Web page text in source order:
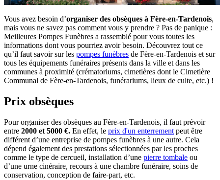
Vous avez besoin d’organiser des obsèques à Fère-en-Tardenois,
mais vous ne savez pas comment vous y prendre ? Pas de panique :
Meilleures Pompes Funèbres a rassemblé pour vous toutes les
informations dont vous pourriez avoir besoin. Découvrez tout ce
qu’il faut savoir sur les pompes funèbres de Fère-en-Tardenois et sur
tous les équipements funéraires présents dans la ville et dans les
communes à proximité (crématoriums, cimetières dont le Cimetière
Communal de Fère-en-Tardenois, funérariums, lieux de culte, etc.) !
Prix obsèques
Pour organiser des obsèques au Fère-en-Tardenois, il faut prévoir
entre 2000 et 5000 €. En effet, le prix d'un enterrement peut être
différent d’une entreprise de pompes funèbres à une autre. Cela
dépend également des prestations sélectionnées par les proches
comme le type de cercueil, installation d’une pierre tombale ou
d’une urne cinéraire, recours à une chambre funéraire, soins de
conservation, conception de faire-part, etc.